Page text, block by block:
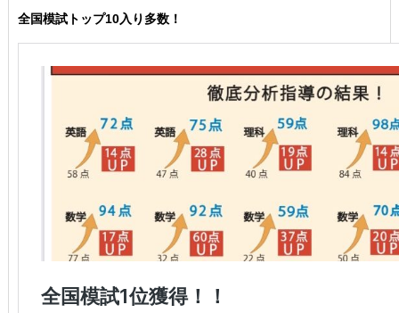
全国模試トップ10入り多数！